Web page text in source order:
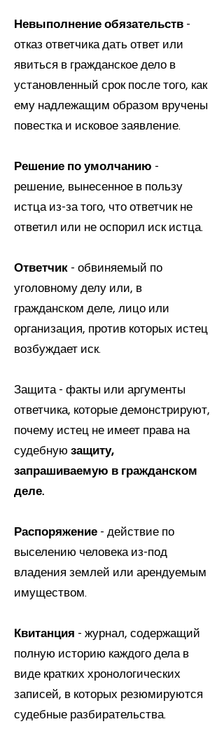
Невыполнение обязательств -
отказ ответчика дать ответ или
явиться в гражданское дело в
установленный срок после того, как
ему надлежащим образом вручены
повестка и исковое заявление.
Решение по умолчанию -
решение, вынесенное в пользу
истца из-за того, что ответчик не
ответил или не оспорил иск истца.
Ответчик - обвиняемый по
уголовному делу или, в
гражданском деле, лицо или
организация, против которых истец
возбуждает иск.
Защита - факты или аргументы
ответчика, которые демонстрируют,
почему истец не имеет права на
судебную защиту,
запрашиваемую в гражданском
деле.
Распоряжение - действие по
выселению человека из-под
владения землей или арендуемым
имуществом.
Квитанция - журнал, содержащий
полную историю каждого дела в
виде кратких хронологических
записей, в которых резюмируются
судебные разбирательства.